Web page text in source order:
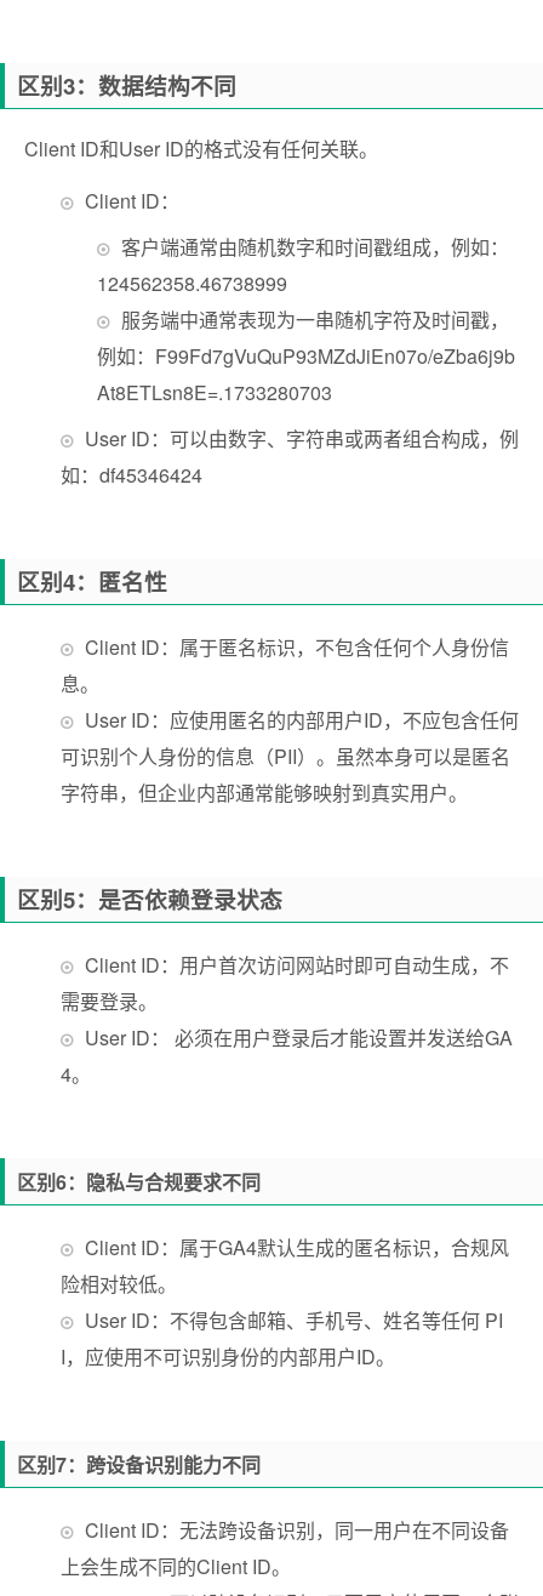
区别3：数据结构不同
Client ID和User ID的格式没有任何关联。
Client ID：
客户端通常由随机数字和时间戳组成，例如：
124562358.46738999
服务端中通常表现为一串随机字符及时间戳，
例如：F99Fd7gVuQuP93MZdJiEn07o/eZba6j9b
At8ETLsn8E=.1733280703
User ID：可以由数字、字符串或两者组合构成，例
如：df45346424
区别4：匿名性
Client ID：属于匿名标识，不包含任何个人身份信
息。
User ID：应使用匿名的内部用户ID，不应包含任何
可识别个人身份的信息（PII）。虽然本身可以是匿名
字符串，但企业内部通常能够映射到真实用户。
区别5：是否依赖登录状态
Client ID：用户首次访问网站时即可自动生成，不
需要登录。
User ID： 必须在用户登录后才能设置并发送给GA
4。
区别6：隐私与合规要求不同
Client ID：属于GA4默认生成的匿名标识，合规风
险相对较低。
User ID：不得包含邮箱、手机号、姓名等任何 PI
I，应使用不可识别身份的内部用户ID。
区别7：跨设备识别能力不同
Client ID：无法跨设备识别，同一用户在不同设备
上会生成不同的Client ID。